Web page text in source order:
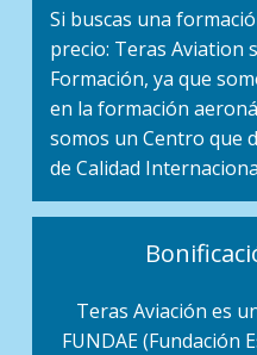
Si buscas una
precio: Teras Aviation
Formación, ya que
en la formación
somos un Centro que
de Calidad
Teras Aviación es
FUNDAE (Fundación